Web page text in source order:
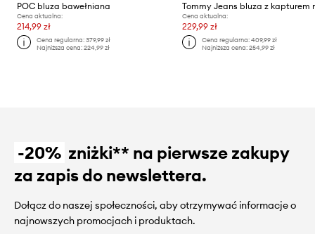
POC bluza bawełniana
Cena aktualna:
214,99 zł
Cena regularna:379,99 zł
Najniższa cena:224,99 zł
Cena aktualna:
229,99 zł
Cena regularna: 409,99 zł
Najniższa cena: 254,99 zł
-20% zniżki** na pierwsze zakupy
za zapis do newslettera.
Dołącz do naszej społeczności, aby otrzymywać informacje o
najnowszych promocjach i produktach.